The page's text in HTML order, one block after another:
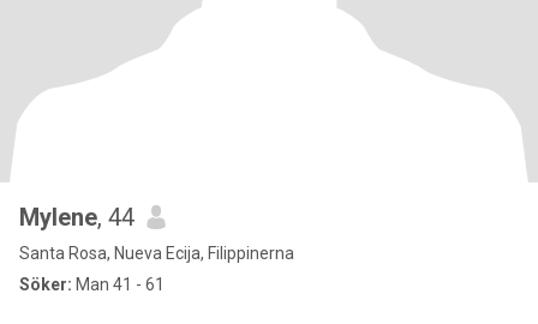
Mylene, 44
Santa Rosa, Nueva Ecija, Filippinerna
Söker: Man 41 - 61